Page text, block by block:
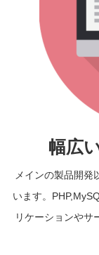
幅広
メインの製品開発
います。
リケーションやサ